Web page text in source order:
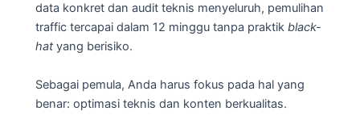
data konkret dan audit teknis menyeluruh, pemulihan
traffic tercapai dalam 12 minggu tanpa praktik black-
hatyang berisiko.
Sebagai pemula, Anda harus fokus pada hal yang
benar: optimasi teknis dan konten berkualitas.